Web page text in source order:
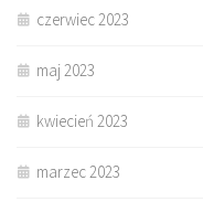
czerwiec 2023
maj 2023
kwiecień 2023
marzec 2023